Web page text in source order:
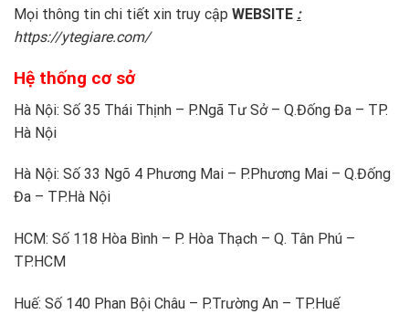
Mọi thông tin chi tiết xin truy cập WEBSITE :
https://ytegiare.com/
Hệ thống cơ sở
Hà Nội: Số 35 Thái Thịnh – P.Ngã Tư Sở – Q.Đống Đa – TP.
Hà Nội
Hà Nội: Số 33 Ngõ 4 Phương Mai – P.Phương Mai – Q.Đống
Đa – TP.Hà Nội
HCM: Số 118 Hòa Bình – P. Hòa Thạch – Q. Tân Phú –
TP.HCM
Huế: Số 140 Phan Bội Châu – P.Trường An – TP.Huế